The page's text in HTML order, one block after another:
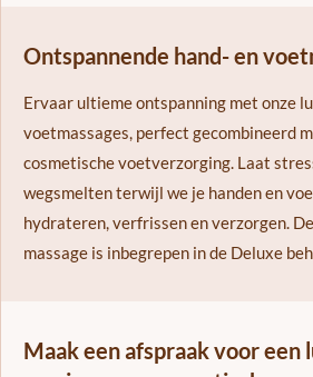
Ontspannende hand- en
Ervaar ultieme ontspanning met onze
voetmassages, perfect gecombineerd
cosmetische voetverzorging. Laat
wegsmelten terwijl we je handen en
hydrateren, verfrissen en verzorgen.
massage is inbegrepen in de Deluxe
Maak een afspraak voor een